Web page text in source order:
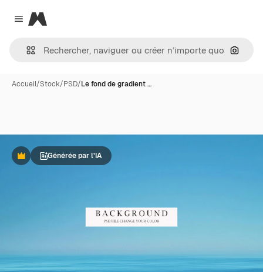
Close menu
Magnific
Accueil/Stock/PSD/Le fond de gradient …
PremiumGénérée par l’IA